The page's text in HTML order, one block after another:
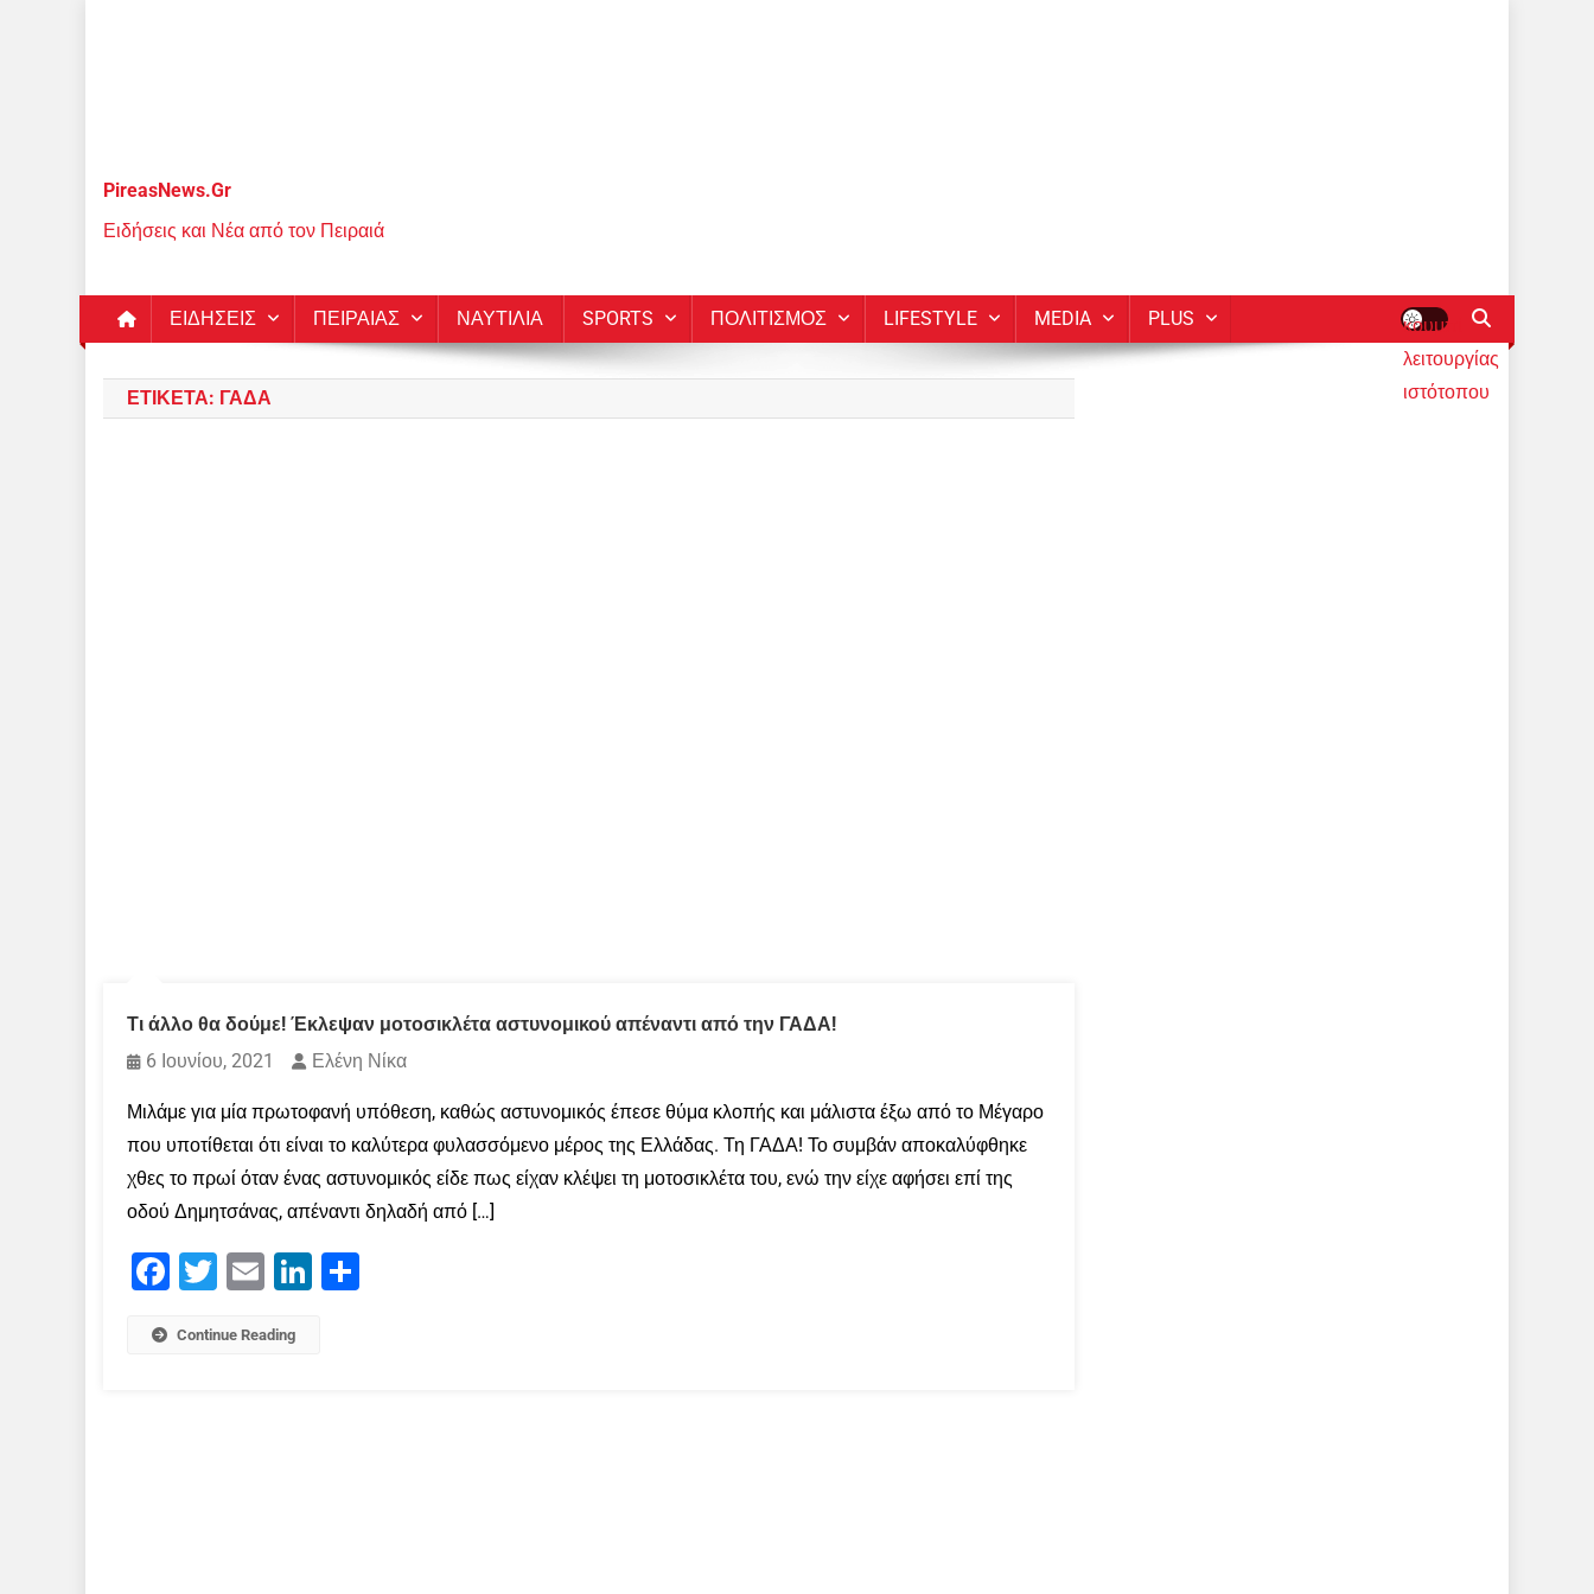
PireasNews.Gr
Ειδήσεις και Νέα από τον Πειραιά
ΕΙΔΗΣΕΙΣ ΠΕΙΡΑΙΑΣ ΝΑΥΤΙΛΙΑ SPORTS ΠΟΛΙΤΙΣΜΟΣ LIFESTYLE MEDIA PLUS
κουμπί
λειτουργίας
ιστότοπου
ΕΤΙΚΈΤΑ: ΓΑΔΑ
Τι άλλο θα δούμε! Έκλεψαν μοτοσικλέτα αστυνομικού απέναντι από την ΓΑΔΑ!
6 Ιουνίου, 2021
Ελένη Νίκα
Μιλάμε για μία πρωτοφανή υπόθεση, καθώς αστυνομικός έπεσε θύμα κλοπής και μάλιστα έξω από το Μέγαρο
που υποτίθεται ότι είναι το καλύτερα φυλασσόμενο μέρος της Ελλάδας. Τη ΓΑΔΑ! Το συμβάν αποκαλύφθηκε
χθες το πρωί όταν ένας αστυνομικός είδε πως είχαν κλέψει τη μοτοσικλέτα του, ενώ την είχε αφήσει επί της
οδού Δημητσάνας, απέναντι δηλαδή από […]
Facebook
Twitter Email LinkedIn
Continue Reading